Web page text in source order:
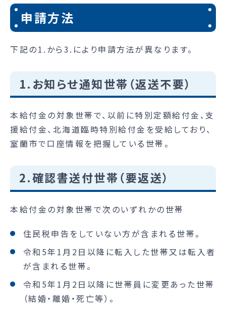
申請方法
下記の1.から3.により申請方法が異なります。
1.お知らせ通知世帯（返送不要）
本給付金の対象世帯で、以前に特別定額給付金、支
援給付金、北海道臨時特別給付金を受給しており、
室蘭市で口座情報を把握している世帯。
2.確認書送付世帯（要返送）
本給付金の対象世帯で次のいずれかの世帯
住民税申告をしていない方が含まれる世帯。
令和5年1月2日以降に転入した世帯又は転入者
が含まれる世帯。
令和5年1月2日以降に世帯員に変更あった世帯
（結婚・離婚・死亡等）。